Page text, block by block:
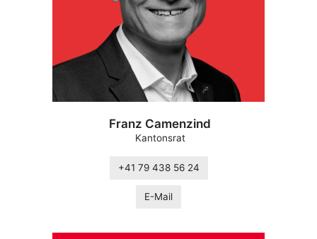
Franz Camenzind
Kantonsrat
+41 79 438 56 24
E-Mail